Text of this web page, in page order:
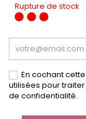
Rupture de stock
En cochant
utilisées pour
de confidentialité.